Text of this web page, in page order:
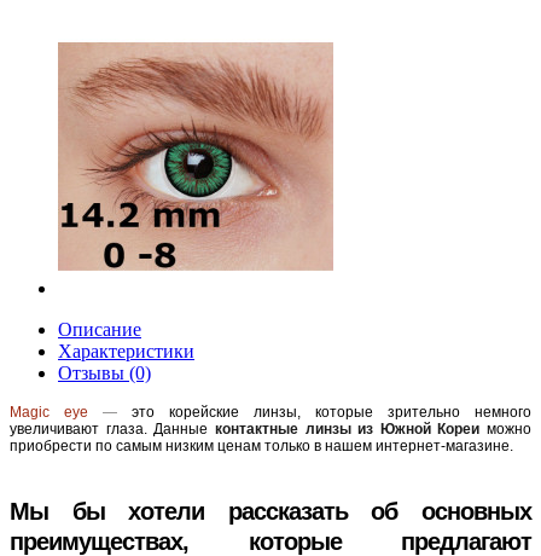
Описание
Характеристики
Отзывы (0)
Magic eye — это корейские линзы, которые зрительно немного
увеличивают глаза. Данные контактные линзы из Южной Кореи можно
приобрести по самым низким ценам только в нашем интернет-магазине.
Мы бы хотели рассказать об основных
преимуществах, которые предлагают